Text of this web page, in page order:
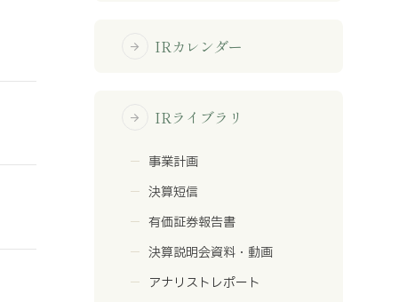
arrow_forward IRカレンダー
arrow_forward IRライブラリ
事業計画
決算短信
有価証券報告書
決算説明会資料・動画
アナリストレポート